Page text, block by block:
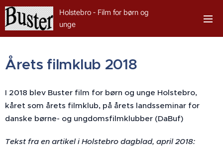
Holstebro - Film for børn og
unge
Årets filmklub 2018
I 2018 blev Buster film for børn og unge Holstebro,
kåret som årets filmklub, på årets landsseminar for
danske børne- og ungdomsfilmklubber (DaBuf)
Tekst fra en artikel i Holstebro dagblad, april 2018: